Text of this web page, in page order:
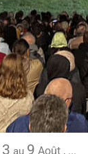
3 au 9 Août , ...